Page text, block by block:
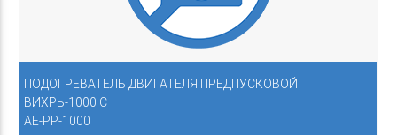
ПОДОГРЕВАТЕЛЬ ДВИГАТЕЛЯ ПРЕДПУСКОВОЙ
ВИХРЬ-1000 С
AE-PP-1000